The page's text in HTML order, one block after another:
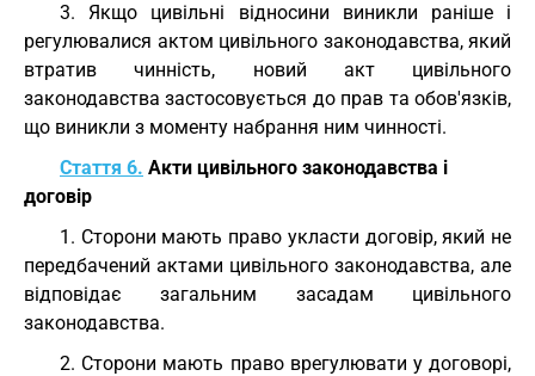
3. Якщо цивільні відносини виникли раніше і
регулювалися актом цивільного законодавства, який
втратив чинність, новий акт цивільного
законодавства застосовується до прав та обов'язків,
що виникли з моменту набрання ним чинності.
Стаття 6. Акти цивільного законодавства і
договір
1. Сторони мають право укласти договір, який не
передбачений актами цивільного законодавства, але
відповідає загальним засадам цивільного
законодавства.
2. Сторони мають право врегулювати у договорі,